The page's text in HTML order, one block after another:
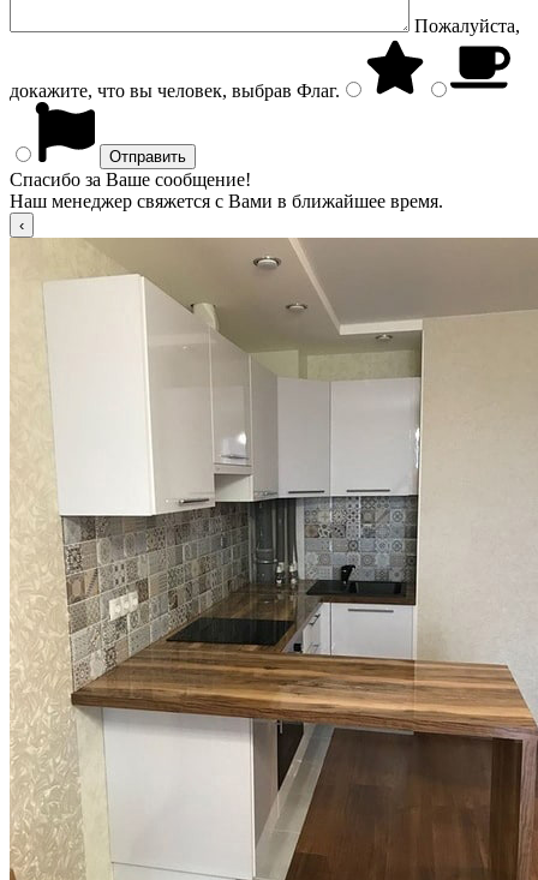
Пожалуйста,
докажите, что вы человек, выбрав Флаг.
Спасибо за Ваше сообщение!
Наш менеджер свяжется с Вами в ближайшее время.